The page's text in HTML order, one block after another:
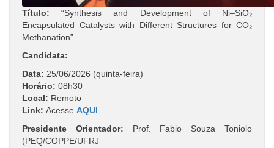
Título:“Synthesis and Development of Ni–SiO₂
Encapsulated Catalysts with Different Structures for CO₂
Methanation”
Candidata:
Data: 25/06/2026 (quinta-feira)
Horário: 08h30
Local: Remoto
Link: Acesse AQUI
Presidente Orientador: Prof. Fabio Souza Toniolo
(PEQ/COPPE/UFRJ